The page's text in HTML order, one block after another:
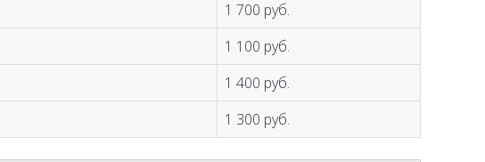
1 700 руб.
1 100 руб.
1 400 руб.
1 300 руб.